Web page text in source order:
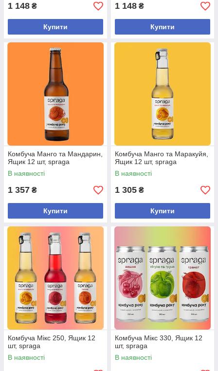
1 148 ₴
Купити
1 148 ₴
Купити
Комбуча Манго та Мандарин,
Ящик 12 шт, spraga
В наявності
1 357 ₴
Купити
Комбуча Манго та Маракуйя,
Ящик 12 шт, spraga
В наявності
1 305 ₴
Купити
Комбуча Мікс 250, Ящик 12
шт, spraga
В наявності
Комбуча Мікс 330, Ящик 12
шт, spraga
В наявності